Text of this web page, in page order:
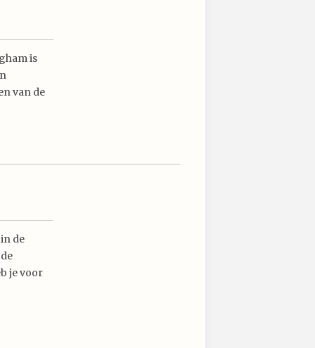
is
van de
de
je voor